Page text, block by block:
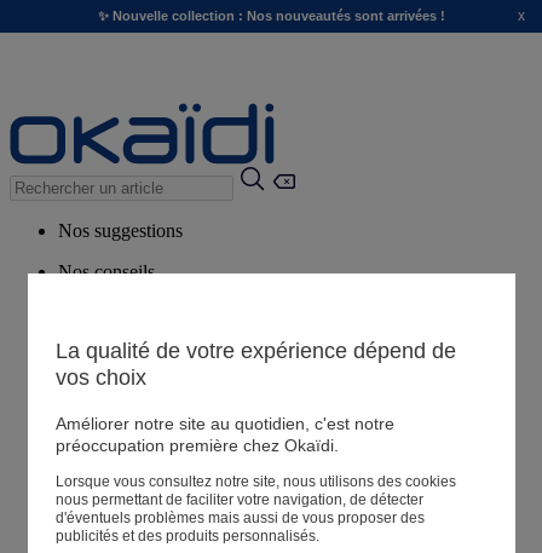
✨ Nouvelle collection : Nos nouveautés sont arrivées ! x
Nos suggestions
Nos conseils
Magasin
Mes informations
Suivre une commande
Panier
La qualité de votre expérience dépend de
vos choix
Améliorer notre site au quotidien, c'est notre
préoccupation première chez Okaïdi.
Lorsque vous consultez notre site, nous utilisons des cookies
nous permettant de faciliter votre navigation, de détecter
d'éventuels problèmes mais aussi de vous proposer des
publicités et des produits personnalisés.